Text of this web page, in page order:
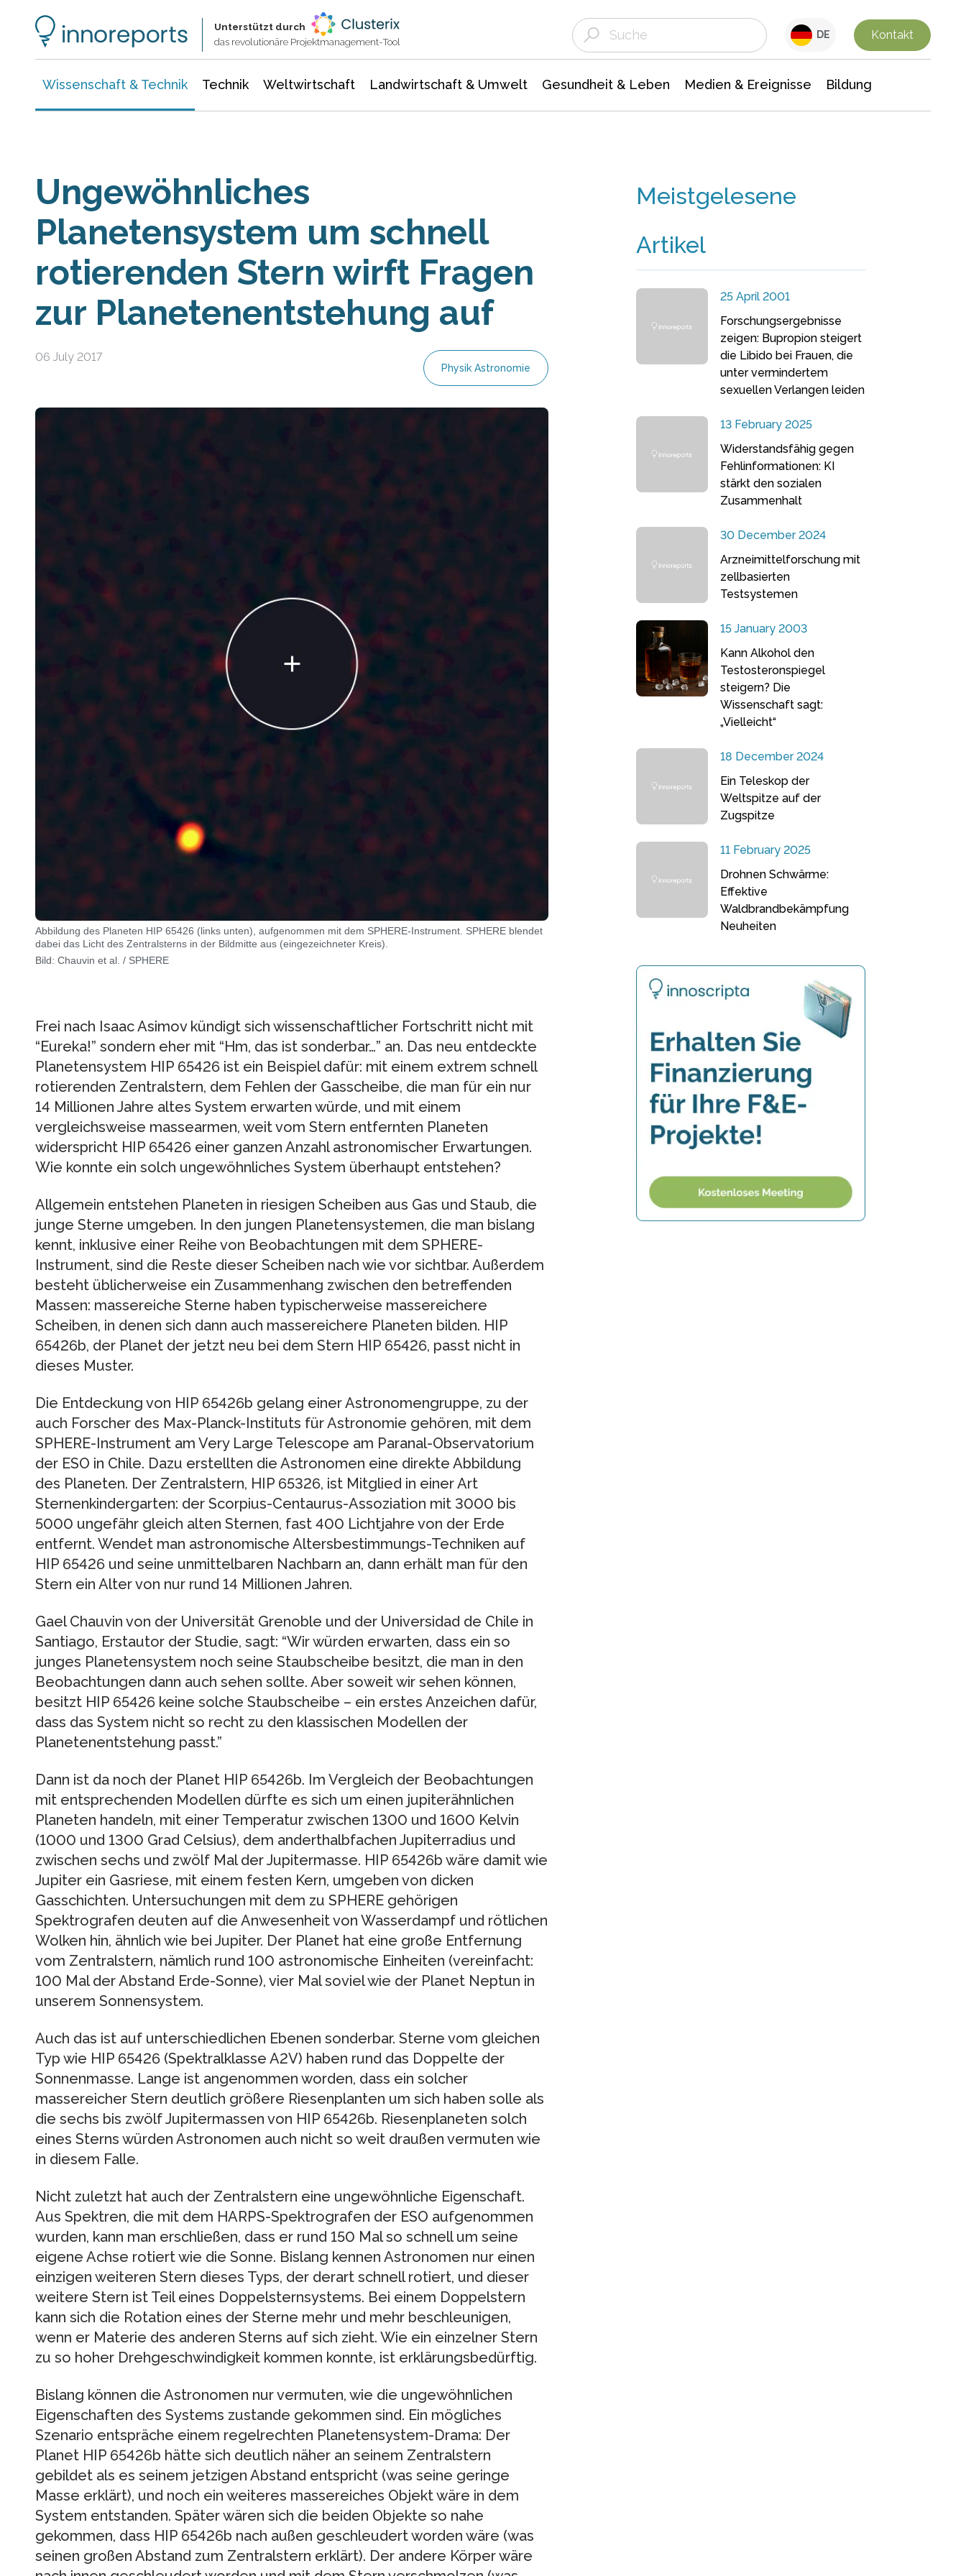
Unterstützt durch
das revolutionäre Projektmanagement-Tool
DE Kontakt
Wissenschaft & Technik Technik Weltwirtschaft Landwirtschaft & Umwelt Gesundheit & Leben Medien & Ereignisse Bildung
Ungewöhnliches
Planetensystem um schnell
rotierenden Stern wirft Fragen
zur Planetenentstehung auf
06 July 2017
Physik Astronomie
Abbildung des Planeten HIP 65426 (links unten), aufgenommen mit dem SPHERE-Instrument. SPHERE blendet
dabei das Licht des Zentralsterns in der Bildmitte aus (eingezeichneter Kreis).
Bild: Chauvin et al. / SPHERE
Frei nach Isaac Asimov kündigt sich wissenschaftlicher Fortschritt nicht mit
“Eureka!” sondern eher mit “Hm, das ist sonderbar…” an. Das neu entdeckte
Planetensystem HIP 65426 ist ein Beispiel dafür: mit einem extrem schnell
rotierenden Zentralstern, dem Fehlen der Gasscheibe, die man für ein nur
14 Millionen Jahre altes System erwarten würde, und mit einem
vergleichsweise massearmen, weit vom Stern entfernten Planeten
widerspricht HIP 65426 einer ganzen Anzahl astronomischer Erwartungen.
Wie konnte ein solch ungewöhnliches System überhaupt entstehen?
Allgemein entstehen Planeten in riesigen Scheiben aus Gas und Staub, die
junge Sterne umgeben. In den jungen Planetensystemen, die man bislang
kennt, inklusive einer Reihe von Beobachtungen mit dem SPHERE-
Instrument, sind die Reste dieser Scheiben nach wie vor sichtbar. Außerdem
besteht üblicherweise ein Zusammenhang zwischen den betreffenden
Massen: massereiche Sterne haben typischerweise massereichere
Scheiben, in denen sich dann auch massereichere Planeten bilden. HIP
65426b, der Planet der jetzt neu bei dem Stern HIP 65426, passt nicht in
dieses Muster.
Die Entdeckung von HIP 65426b gelang einer Astronomengruppe, zu der
auch Forscher des Max-Planck-Instituts für Astronomie gehören, mit dem
SPHERE-Instrument am Very Large Telescope am Paranal-Observatorium
der ESO in Chile. Dazu erstellten die Astronomen eine direkte Abbildung
des Planeten. Der Zentralstern, HIP 65326, ist Mitglied in einer Art
Sternenkindergarten: der Scorpius-Centaurus-Assoziation mit 3000 bis
5000 ungefähr gleich alten Sternen, fast 400 Lichtjahre von der Erde
entfernt. Wendet man astronomische Altersbestimmungs-Techniken auf
HIP 65426 und seine unmittelbaren Nachbarn an, dann erhält man für den
Stern ein Alter von nur rund 14 Millionen Jahren.
Gael Chauvin von der Universität Grenoble und der Universidad de Chile in
Santiago, Erstautor der Studie, sagt: “Wir würden erwarten, dass ein so
junges Planetensystem noch seine Staubscheibe besitzt, die man in den
Beobachtungen dann auch sehen sollte. Aber soweit wir sehen können,
besitzt HIP 65426 keine solche Staubscheibe – ein erstes Anzeichen dafür,
dass das System nicht so recht zu den klassischen Modellen der
Planetenentstehung passt.”
Dann ist da noch der Planet HIP 65426b. Im Vergleich der Beobachtungen
mit entsprechenden Modellen dürfte es sich um einen jupiterähnlichen
Planeten handeln, mit einer Temperatur zwischen 1300 und 1600 Kelvin
(1000 und 1300 Grad Celsius), dem anderthalbfachen Jupiterradius und
zwischen sechs und zwölf Mal der Jupitermasse. HIP 65426b wäre damit wie
Jupiter ein Gasriese, mit einem festen Kern, umgeben von dicken
Gasschichten. Untersuchungen mit dem zu SPHERE gehörigen
Spektrografen deuten auf die Anwesenheit von Wasserdampf und rötlichen
Wolken hin, ähnlich wie bei Jupiter. Der Planet hat eine große Entfernung
vom Zentralstern, nämlich rund 100 astronomische Einheiten (vereinfacht:
100 Mal der Abstand Erde-Sonne), vier Mal soviel wie der Planet Neptun in
unserem Sonnensystem.
Auch das ist auf unterschiedlichen Ebenen sonderbar. Sterne vom gleichen
Typ wie HIP 65426 (Spektralklasse A2V) haben rund das Doppelte der
Sonnenmasse. Lange ist angenommen worden, dass ein solcher
massereicher Stern deutlich größere Riesenplanten um sich haben solle als
die sechs bis zwölf Jupitermassen von HIP 65426b. Riesenplaneten solch
eines Sterns würden Astronomen auch nicht so weit draußen vermuten wie
in diesem Falle.
Nicht zuletzt hat auch der Zentralstern eine ungewöhnliche Eigenschaft.
Aus Spektren, die mit dem HARPS-Spektrografen der ESO aufgenommen
wurden, kann man erschließen, dass er rund 150 Mal so schnell um seine
eigene Achse rotiert wie die Sonne. Bislang kennen Astronomen nur einen
einzigen weiteren Stern dieses Typs, der derart schnell rotiert, und dieser
weitere Stern ist Teil eines Doppelsternsystems. Bei einem Doppelstern
kann sich die Rotation eines der Sterne mehr und mehr beschleunigen,
wenn er Materie des anderen Sterns auf sich zieht. Wie ein einzelner Stern
zu so hoher Drehgeschwindigkeit kommen konnte, ist erklärungsbedürftig.
Bislang können die Astronomen nur vermuten, wie die ungewöhnlichen
Eigenschaften des Systems zustande gekommen sind. Ein mögliches
Szenario entspräche einem regelrechten Planetensystem-Drama: Der
Planet HIP 65426b hätte sich deutlich näher an seinem Zentralstern
gebildet als es seinem jetzigen Abstand entspricht (was seine geringe
Masse erklärt), und noch ein weiteres massereiches Objekt wäre in dem
System entstanden. Später wären sich die beiden Objekte so nahe
gekommen, dass HIP 65426b nach außen geschleudert worden wäre (was
seinen großen Abstand zum Zentralstern erklärt). Der andere Körper wäre
Meistgelesene
Artikel
25 April 2001
Forschungsergebnisse
zeigen: Bupropion steigert
die Libido bei Frauen, die
unter vermindertem
sexuellen Verlangen leiden
13 February 2025
Widerstandsfähig gegen
Fehlinformationen: KI
stärkt den sozialen
Zusammenhalt
30 December 2024
Arzneimittelforschung mit
zellbasierten
Testsystemen
15 January 2003
Kann Alkohol den
Testosteronspiegel
steigern? Die
Wissenschaft sagt:
„Vielleicht“
18 December 2024
Ein Teleskop der
Weltspitze auf der
Zugspitze
11 February 2025
Drohnen Schwärme:
Effektive
Waldbrandbekämpfung
Neuheiten